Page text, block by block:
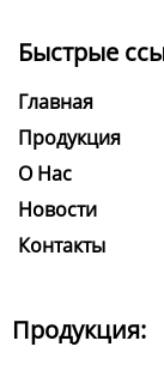
Быстрые
Главная
Продукция
О Нас
Новости
Контакты
Продукция: